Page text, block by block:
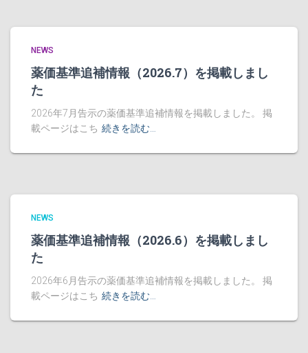
NEWS
薬価基準追補情報（2026.7）を掲載しまし
た
2026年7月告示の薬価基準追補情報を掲載しました。 掲
載ページはこち 続きを読む…
NEWS
薬価基準追補情報（2026.6）を掲載しまし
た
2026年6月告示の薬価基準追補情報を掲載しました。 掲
載ページはこち 続きを読む…